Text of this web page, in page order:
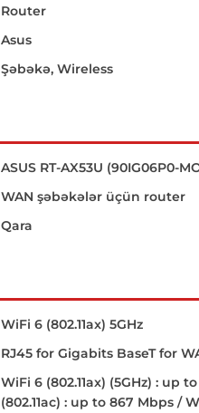
Router
Asus
Şəbəkə, Wireless
ASUS RT-AX53U (90IG06P0-
WAN şəbəkələr üçün router
Qara
WiFi 6 (802.11ax) 5GHz
RJ45 for Gigabits BaseT for
WiFi 6 (802.11ax) (5GHz) : up
(802.11ac) : up to 867 Mbps /